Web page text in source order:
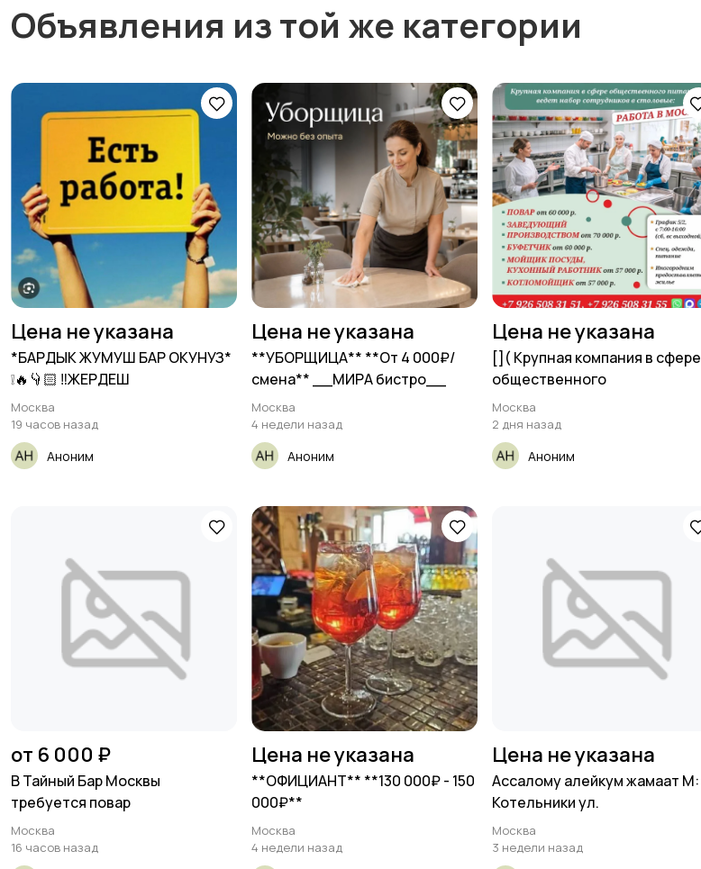
Объявления из той же категории
Цена не указана
*БАРДЫК ЖУМУШ БАР ОКУНУЗ*
❕🔥👇🏻 ‼️ЖЕРДЕШ
Москва
19 часов назад
Аноним
Цена не указана
**УБОРЩИЦА** **От 4 000₽/
смена** __МИРА бистро__
Москва
4 недели назад
Аноним
Цена не указана
[​]( Крупная компания в сфере
общественного
Москва
2 дня назад
Аноним
от 6 000 ₽
В Тайный Бар Москвы
требуется повар
Москва
16 часов назад
Цена не указана
**ОФИЦИАНТ** **130 000₽ - 150
000₽**
Москва
4 недели назад
Цена не указана
Ассалому алейкум жамаат М:
Котельники ул.
Москва
3 недели назад